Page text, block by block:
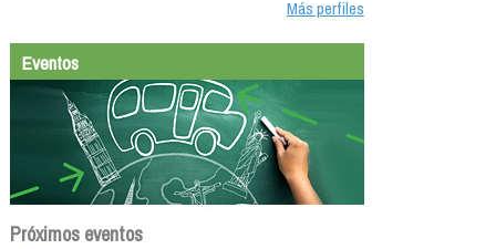
Más perfiles
Eventos
Próximos eventos